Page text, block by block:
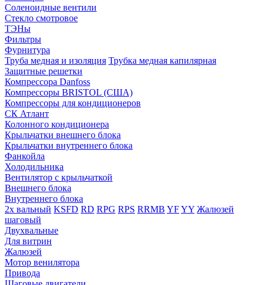
Соленоидные вентили
Стекло смотровое
ТЭНы
Фильтры
Фурнитура
Труба медная и изоляция Трубка медная капилярная
Защитные решетки
Компрессора Danfoss
Компрессоры BRISTOL (США)
Компрессоры для кондиционеров
СК Атлант
Колонного кондиционера
Крыльчатки внешнего блока
Крыльчатки внутреннего блока
Фанкойла
Холодильника
Вентилятор с крыльчаткой
Внешнего блока
Внутреннего блока
2х вальный KSFD RD RPG RPS RRMB YFYY Жалюзей
шаговый
Двухвальные
Для витрин
Жалюзей
Мотор венилятора
Привода